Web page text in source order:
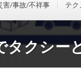
害/事故/不祥事 テク
タクシー